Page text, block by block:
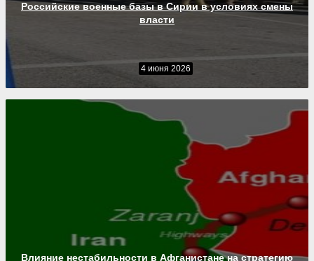
Российские военные базы в Сирии в условиях смены
власти
4 июня 2026
Влияние нестабильности в Афганистане на стратегию